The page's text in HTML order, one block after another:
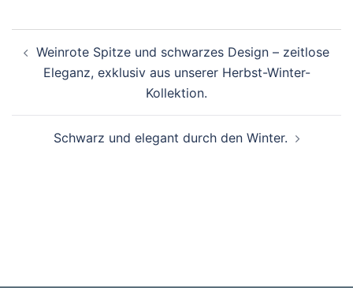
Weinrote Spitze und schwarzes Design – zeitlose
Eleganz, exklusiv aus unserer Herbst-Winter-
Kollektion.
Schwarz und elegant durch den Winter.